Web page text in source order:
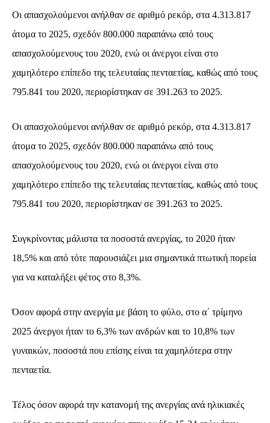
Οι απασχολούμενοι ανήλθαν σε αριθμό ρεκόρ, στα 4.313.817
άτομα το 2025, σχεδόν 800.000 παραπάνω από τους
απασχολούμενους του 2020, ενώ οι άνεργοι είναι στο
χαμηλότερο επίπεδο της τελευταίας πενταετίας, καθώς από τους
795.841 του 2020, περιορίστηκαν σε 391.263 το 2025.
Οι απασχολούμενοι ανήλθαν σε αριθμό ρεκόρ, στα 4.313.817
άτομα το 2025, σχεδόν 800.000 παραπάνω από τους
απασχολούμενους του 2020, ενώ οι άνεργοι είναι στο
χαμηλότερο επίπεδο της τελευταίας πενταετίας, καθώς από τους
795.841 του 2020, περιορίστηκαν σε 391.263 το 2025.
Συγκρίνοντας μάλιστα τα ποσοστά ανεργίας, το 2020 ήταν
18,5% και από τότε παρουσιάζει μια σημαντικά πτωτική πορεία
για να καταλήξει φέτος στο 8,3%.
Όσον αφορά στην ανεργία με βάση το φύλο, στο α΄ τρίμηνο
2025 άνεργοι ήταν το 6,3% των ανδρών και το 10,8% των
γυναικών, ποσοστά που επίσης είναι τα χαμηλότερα στην
πενταετία.
Τέλος όσον αφορά την κατανομή της ανεργίας ανά ηλικιακές